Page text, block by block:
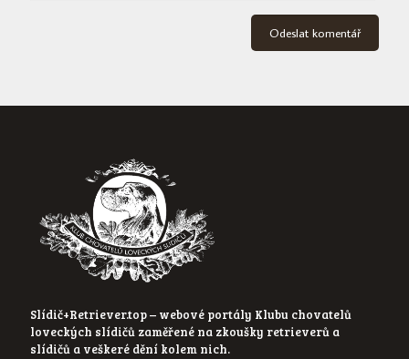
Slídič+Retriever.top – webové portály Klubu chovatelů
loveckých slídičů zaměřené na zkoušky retrieverů a
slídičů a veškeré dění kolem nich.